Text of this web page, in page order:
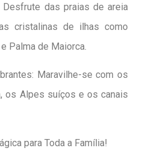
Desfrute das praias de areia
cristalinas de ilhas como
Palma de Maiorca.
Maravilhe-se com os
os Alpes suíços e os canais
para Toda a Família!